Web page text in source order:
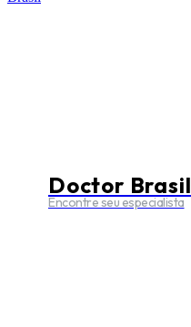
Doctor Brasil
Encontre seu especialista